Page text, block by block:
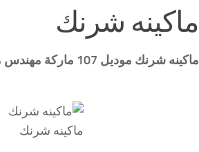
ماكينه شرنك
ماكينه شرنك موديل 107 ماركة مهندس منسي
ماكينه شرنك